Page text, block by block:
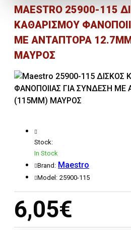
MAESTRO 25900-115
ΚΑΘΑΡΙΣΜΟΥ
ΜΕ ΑΝΤΑΠΤΟΡΑ
ΜΑΥΡΟΣ
6,05€
Stock:
In Stock
Brand: Maestro
Model: 25900-115